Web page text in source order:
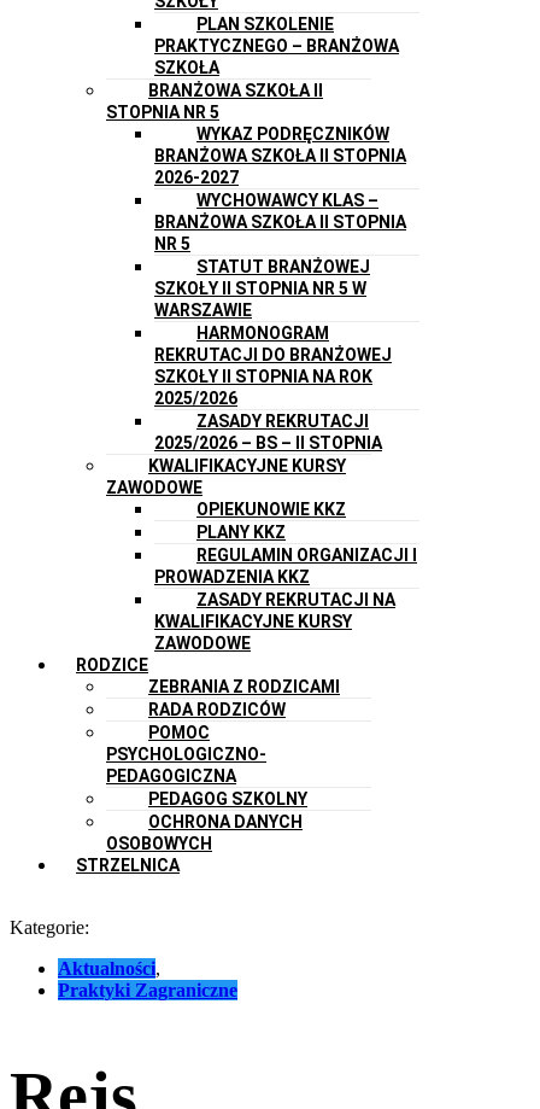
PLAN SZKOLENIE
PRAKTYCZNEGO – BRANŻOWA
SZKOŁA
BRANŻOWA SZKOŁA II
STOPNIA NR 5
WYKAZ PODRĘCZNIKÓW
BRANŻOWA SZKOŁA II STOPNIA
2026-2027
WYCHOWAWCY KLAS –
BRANŻOWA SZKOŁA II STOPNIA
NR 5
STATUT BRANŻOWEJ
SZKOŁY II STOPNIA NR 5 W
WARSZAWIE
HARMONOGRAM
REKRUTACJI DO BRANŻOWEJ
SZKOŁY II STOPNIA NA ROK
2025/2026
ZASADY REKRUTACJI
2025/2026 – BS – II STOPNIA
KWALIFIKACYJNE KURSY
ZAWODOWE
OPIEKUNOWIE KKZ
PLANY KKZ
REGULAMIN ORGANIZACJI I
PROWADZENIA KKZ
ZASADY REKRUTACJI NA
KWALIFIKACYJNE KURSY
ZAWODOWE
RODZICE
ZEBRANIA Z RODZICAMI
RADA RODZICÓW
POMOC
PSYCHOLOGICZNO-
PEDAGOGICZNA
PEDAGOG SZKOLNY
OCHRONA DANYCH
OSOBOWYCH
STRZELNICA
Kategorie:
Aktualności,
Praktyki Zagraniczne